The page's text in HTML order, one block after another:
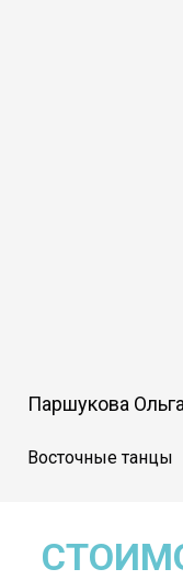
Паршукова Ольга
Восточные танцы